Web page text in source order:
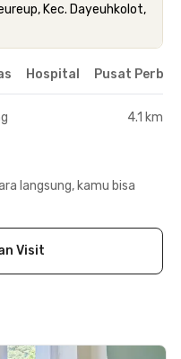
Kec. Dayeuhkolot,
Hospital Pusat
4.1 km
langsung, kamu bisa
Visit